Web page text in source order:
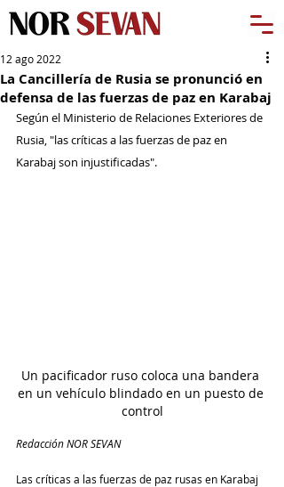
La Cancillería de Rusia se pronunció en
defensa de las fuerzas de paz en Karabaj
12 ago 2022
Según el Ministerio de Relaciones Exteriores de
Rusia, "las críticas a las fuerzas de paz en
Karabaj son injustificadas".
Un pacificador ruso coloca una bandera
en un vehículo blindado en un puesto de
control
Redacción NOR SEVAN
Las críticas a las fuerzas de paz rusas en Karabaj